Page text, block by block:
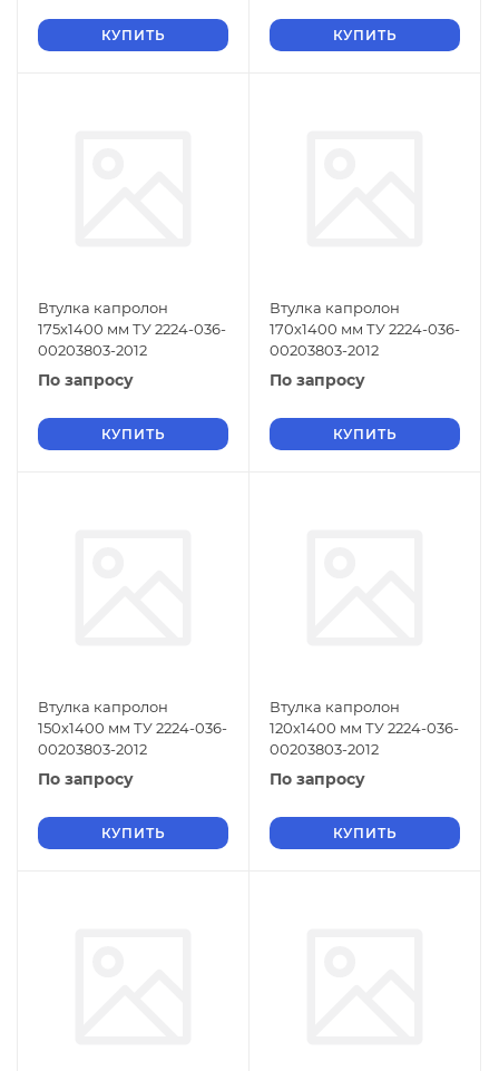
КУПИТЬ КУПИТЬ
Втулка капролон
175х1400 мм ТУ 2224-036-
00203803-2012
По запросу
КУПИТЬ
Втулка капролон
170х1400 мм ТУ 2224-036-
00203803-2012
По запросу
КУПИТЬ
Втулка капролон
150х1400 мм ТУ 2224-036-
00203803-2012
По запросу
КУПИТЬ
Втулка капролон
120х1400 мм ТУ 2224-036-
00203803-2012
По запросу
КУПИТЬ